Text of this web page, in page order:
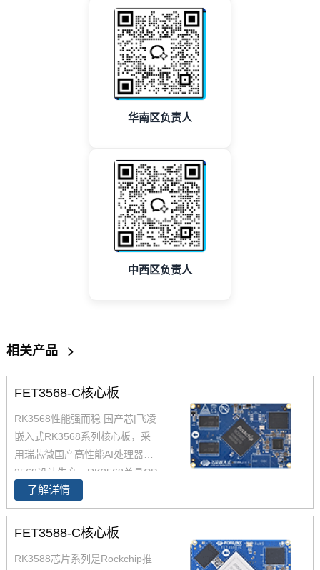
华南区负责人
中西区负责人
相关产品 >
FET3568-C核心板
RK3568性能强而稳 国产芯|飞凌
嵌入式RK3568系列核心板，采
用瑞芯微国产高性能AI处理器RK
3568设计生产，RK3568兼具CP
U、GPU、NPU、VPU于一身，
RK3568 性能、性价比在同类产
品中具有较高优势，RK3568处
SoC， 飞凌RK3568核心板主要
了解详情
FET3588-C核心板
RK3588芯片系列是Rockchip推